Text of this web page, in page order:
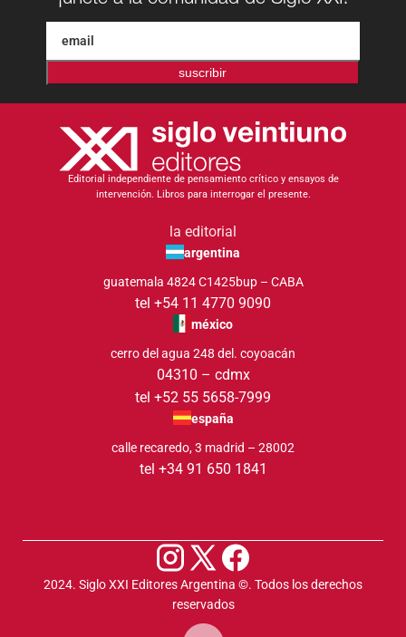
suscribir
Editorial independiente de pensamiento crítico y ensayos de
intervención. Libros para interrogar el presente.
la editorial
argentina
guatemala 4824 C1425bup – CABA
tel +54 11 4770 9090
méxico
cerro del agua 248 del. coyoacán
04310 – cdmx
tel +52 55 5658-7999
españa
calle recaredo, 3 madrid – 28002
tel +34 91 650 1841
2024. Siglo XXI Editores Argentina ©️. Todos los derechos
reservados